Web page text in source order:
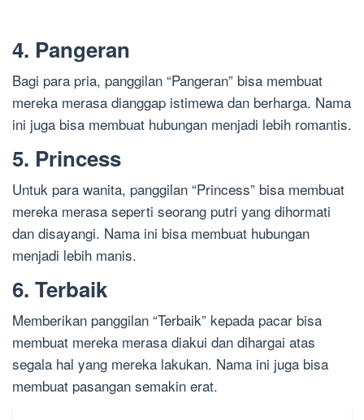
4. Pangeran
Bagi para pria, panggilan “Pangeran” bisa membuat
mereka merasa dianggap istimewa dan berharga. Nama
ini juga bisa membuat hubungan menjadi lebih romantis.
5. Princess
Untuk para wanita, panggilan “Princess” bisa membuat
mereka merasa seperti seorang putri yang dihormati
dan disayangi. Nama ini bisa membuat hubungan
menjadi lebih manis.
6. Terbaik
Memberikan panggilan “Terbaik” kepada pacar bisa
membuat mereka merasa diakui dan dihargai atas
segala hal yang mereka lakukan. Nama ini juga bisa
membuat pasangan semakin erat.